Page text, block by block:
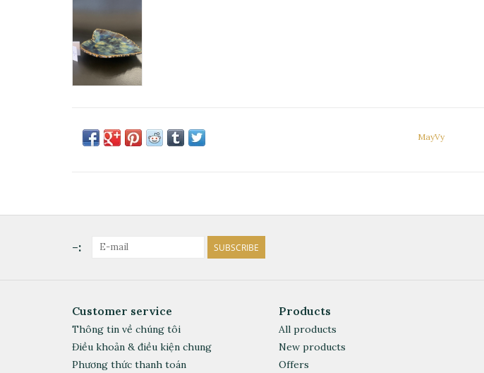
MayVy
-: SUBSCRIBE
Customer service
Thông tin về chúng tôi
Điều khoản & điều kiện chung
Phương thức thanh toán
Products
All products
New products
Offers